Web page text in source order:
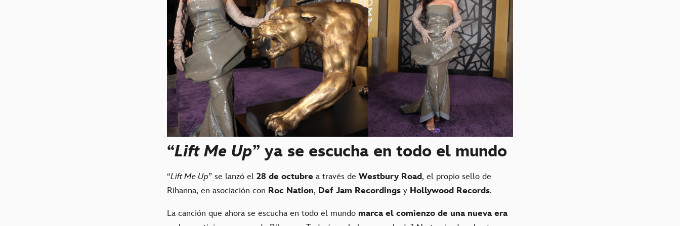
“Lift Me Up” ya se escucha en todo el mundo
“Lift Me Up” se lanzó el 28 de octubre a través de Westbury Road, el propio sello de
Rihanna, en asociación con Roc Nation, Def Jam Recordings y Hollywood Records.
La canción que ahora se escucha en todo el mundo marca el comienzo de una nueva era